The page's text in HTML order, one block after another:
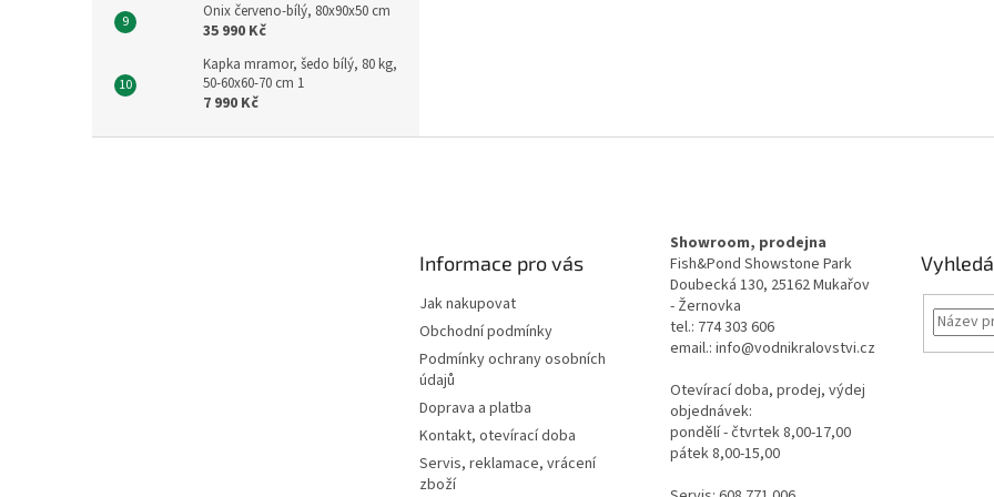
Onix červeno-bílý, 80x90x50 cm
35 990 Kč
Kapka mramor, šedo bílý, 80 kg,
50-60x60-70 cm 1
7 990 Kč
Informace pro vás
Jak nakupovat
Obchodní podmínky
Podmínky ochrany osobních
údajů
Doprava a platba
Kontakt, otevírací doba
Servis, reklamace, vrácení
zboží
Showroom, prodejna
Fish&Pond Showstone Park
Doubecká 130, 25162 Mukařov
- Žernovka
tel.: 774 303 606
email.: info@vodnikralovstvi.cz
Otevírací doba, prodej, výdej
objednávek:
pondělí - čtvrtek 8,00-17,00
pátek 8,00-15,00